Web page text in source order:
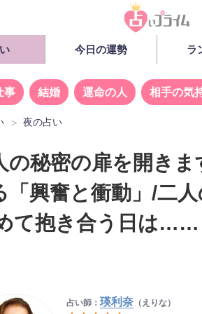
今日の運勢 ラ
事 結婚 運命の人 相手の気
夜の占い
の秘密の扉を開き
「興奮と衝動」/二
て抱き合う日は……
占い師： 瑛利奈（えりな）